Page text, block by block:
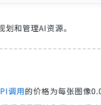
和管理AI资源。
调用的价格为每张图像